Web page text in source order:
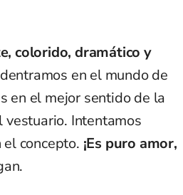
colorido, dramático y
en el mundo de
en el mejor sentido de la
Intentamos
concepto. ¡Es puro amor,